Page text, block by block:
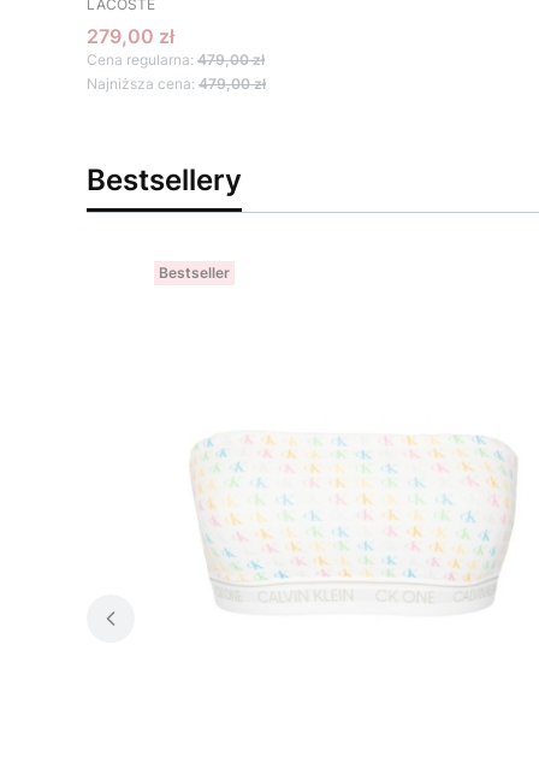
LACOSTE
Cena promocyjna
279,00 zł
Cena regularna: 479,00 zł
Najniższa cena: 479,00 zł
Bestsellery
Bestseller